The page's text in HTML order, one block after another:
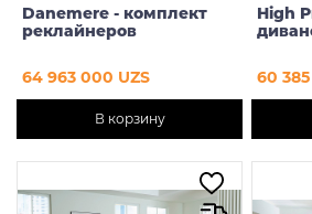
Danemere - комплект
реклайнеров
64 963 000 UZS
В корзину
High
60